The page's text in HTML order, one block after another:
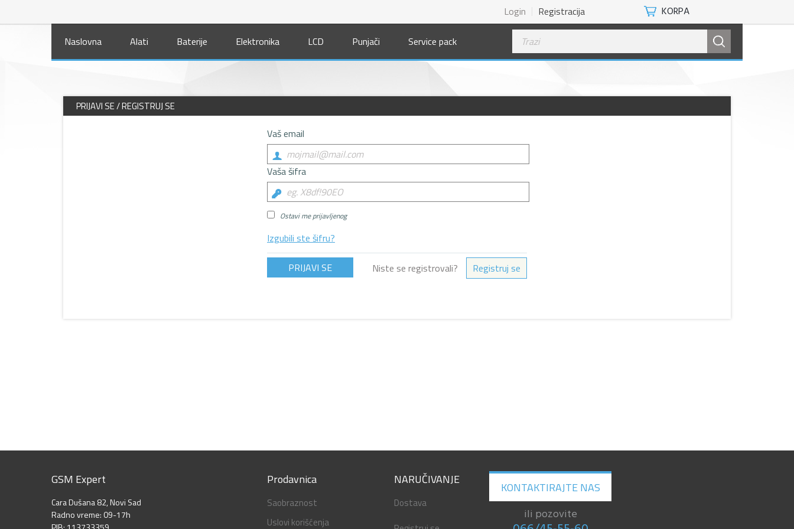
KORPA
Login Registracija
Naslovna Alati Baterije Elektronika LCD Punjači Service pack
PRIJAVI SE / REGISTRUJ SE
Vaš email
Vaša šifra
Ostavi me prijavljenog
Izgubili ste šifru?
Niste se registrovali? Registruj se
GSM Expert
Cara Dušana 82, Novi Sad
Radno vreme: 09-17h
Prodavnica
Saobraznost
Uslovi korišćenja
NARUČIVANJE
Dostava
KONTAKTIRAJTE NAS
ili pozovite